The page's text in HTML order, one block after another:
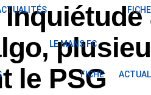
FICHE
LE MANS FC
FICHE
le PSG